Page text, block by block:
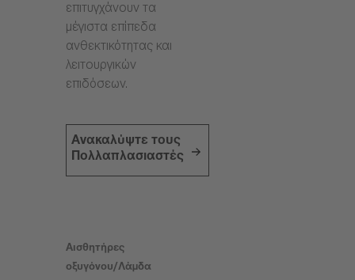
επιτυγχάνουν τα
μέγιστα επίπεδα
ανθεκτικότητας και
λειτουργικών
επιδόσεων.
Ανακαλύψτε τους
Πολλαπλασιαστές
Αισθητήρες
οξυγόνου/Λάμδα